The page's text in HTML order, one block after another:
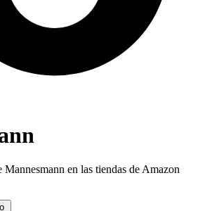
Mannesmann en las tiendas de Amazon